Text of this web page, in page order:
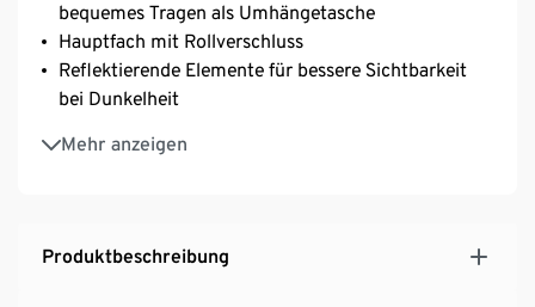
bequemes Tragen als Umhängetasche
Hauptfach mit Rollverschluss
Reflektierende Elemente für bessere Sichtbarkeit
bei Dunkelheit
Mehr anzeigen
Volumen ca. 20 Liter
Rechts oder links verwendbar
Produktbeschreibung